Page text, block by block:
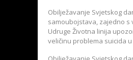
Obilježavanje Svjetskog
samoubojstava, zajedno s
Udruge Životna linija
veličinu problema suicida u